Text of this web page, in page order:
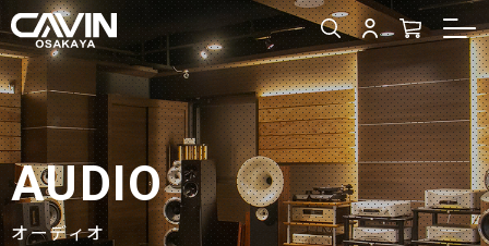
AUDIO
オーディオ